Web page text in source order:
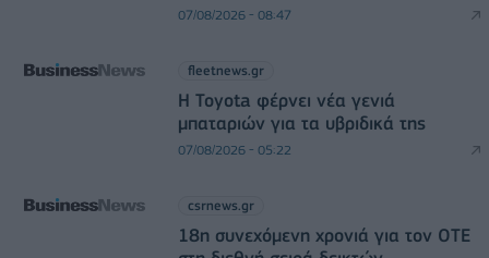
07/08/2026 - 08:47
fleetnews.gr
Η Toyota φέρνει νέα γενιά
μπαταριών για τα υβριδικά της
07/08/2026 - 05:22
csrnews.gr
18η συνεχόμενη χρονιά για τον ΟΤΕ